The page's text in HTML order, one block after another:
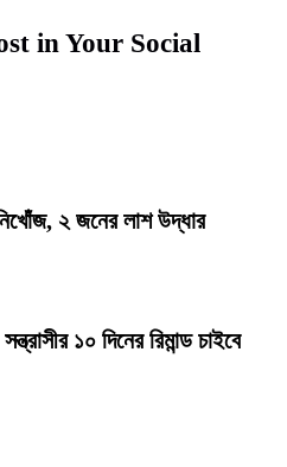
in Your Social
২ জনের লাশ উদ্ধার
১০ দিনের রিমান্ড চাইবে